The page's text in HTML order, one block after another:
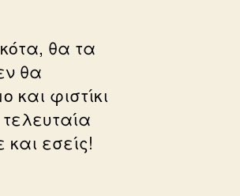
θα τα
θα
φιστίκι
εσείς!